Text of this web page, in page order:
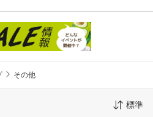
その他
標準